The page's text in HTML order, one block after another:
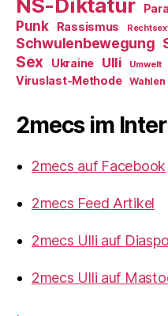
NS-Diktatur
Punk
Rassismus
Schwulenbewegung
Sex Ukraine Ulli Umwelt
Viruslast-Methode Wahlen
2mecs im
2mecs auf Facebook
2mecs Feed Artikel
2mecs Ulli auf
2mecs Ulli auf